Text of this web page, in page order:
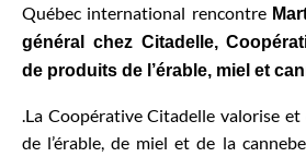
Québec international rencontre
général chez Citadelle,
de produits de l’érable, miel et
.La Coopérative Citadelle valorise
de l’érable, de miel et de la